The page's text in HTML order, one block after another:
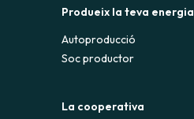
Produeix la teva energia
Autoproducció
Soc productor
La cooperativa